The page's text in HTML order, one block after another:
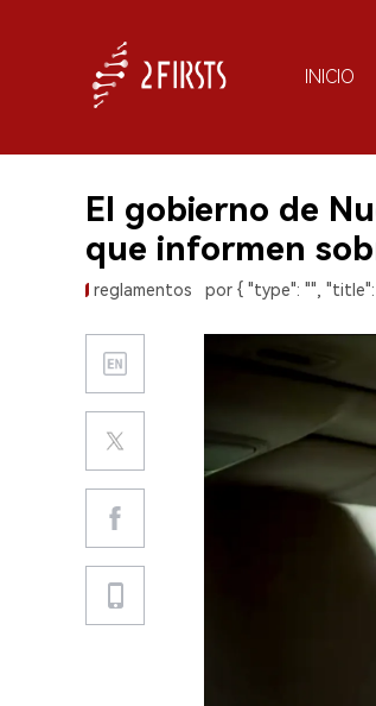
INICIO
El gobierno de
que informen
reglamentos por { "type": "", "title":